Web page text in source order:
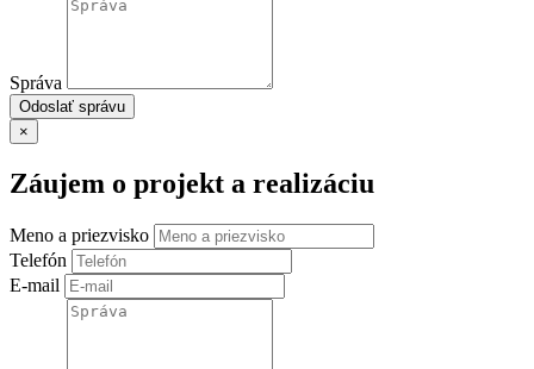
Správa
Odoslať správu
×
Záujem o projekt a realizáciu
Meno a priezvisko
Telefón
E-mail